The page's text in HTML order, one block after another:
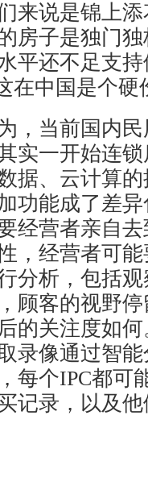
来说是锦上
房子是独门
平还不足支
在中国是个硬
当前国内民
实一开始连
据、云计算
功能成了差
经营者亲自
，经营者可
分析，包括
顾客的视野
的关注度如
录像通过智
每个IPC都可
记录，以及